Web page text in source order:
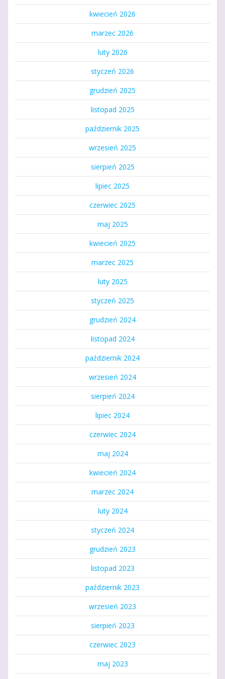
kwiecień 2026
marzec 2026
luty 2026
styczeń 2026
grudzień 2025
listopad 2025
październik 2025
wrzesień 2025
sierpień 2025
lipiec 2025
czerwiec 2025
maj 2025
kwiecień 2025
marzec 2025
luty 2025
styczeń 2025
grudzień 2024
listopad 2024
październik 2024
wrzesień 2024
sierpień 2024
lipiec 2024
czerwiec 2024
maj 2024
kwiecień 2024
marzec 2024
luty 2024
styczeń 2024
grudzień 2023
listopad 2023
październik 2023
wrzesień 2023
sierpień 2023
czerwiec 2023
maj 2023